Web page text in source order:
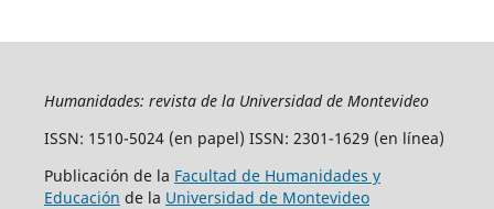
Humanidades: revista de la Universidad de Montevideo
ISSN: 1510-5024 (en papel) ISSN: 2301-1629 (en línea)
Publicación de la Facultad de Humanidades y
Educación de la Universidad de Montevideo